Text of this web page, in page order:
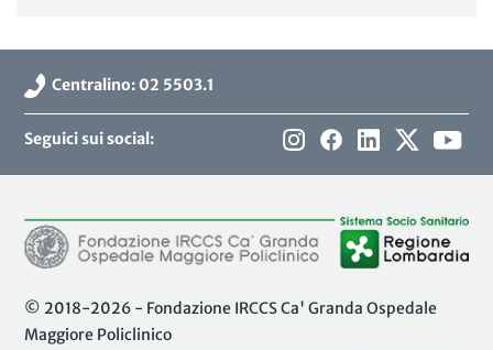
Centralino: 02 5503.1
Seguici sui social:
© 2018-2026 - Fondazione IRCCS Ca' Granda Ospedale
Maggiore Policlinico